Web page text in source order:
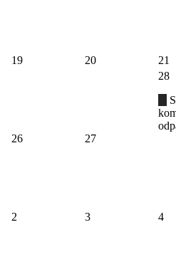
19 20 21
26 27
28
2 3
4